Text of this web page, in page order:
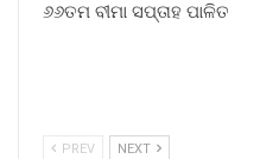
୬୬ତମ ବୀମା ସପ୍ତାହ ପାଳିତ
PREV NEXT